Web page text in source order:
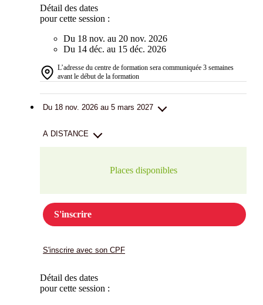
Détail des dates
pour cette session :
Du 18 nov. au 20 nov. 2026
Du 14 déc. au 15 déc. 2026
L’adresse du centre de formation sera communiquée 3 semaines
avant le début de la formation
Du 18 nov. 2026 au 5 mars 2027
A DISTANCE
Places disponibles
S'inscrire
S'inscrire avec son CPF
Détail des dates
pour cette session :